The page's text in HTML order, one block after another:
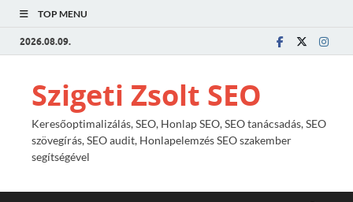
TOP MENU
2026.08.09.
Szigeti Zsolt SEO
Keresőoptimalizálás, SEO, Honlap SEO, SEO tanácsadás, SEO
szövegírás, SEO audit, Honlapelemzés SEO szakember
segítségével